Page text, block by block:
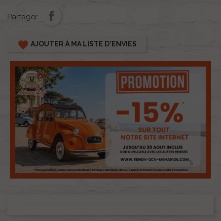
Partager
favorite AJOUTER À MA LISTE D'ENVIES